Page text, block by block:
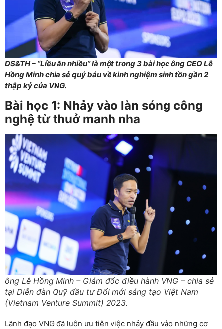
DS&TH – “Liều ăn nhiều” là một trong 3 bài học ông CEO Lê
Hồng Minh chia sẻ quý báu về kinh nghiệm sinh tồn gần 2
thập kỷ của VNG.
Bài học 1: Nhảy vào làn sóng công
nghệ từ thuở manh nha
ông Lê Hồng Minh – Giám đốc điều hành VNG – chia sẻ
tại Diễn đàn Quỹ đầu tư Đổi mới sáng tạo Việt Nam
(Vietnam Venture Summit) 2023.
Lãnh đạo VNG đã luôn ưu tiên việc nhảy đầu vào những cơ